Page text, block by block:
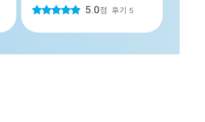
5.0점 후기 5